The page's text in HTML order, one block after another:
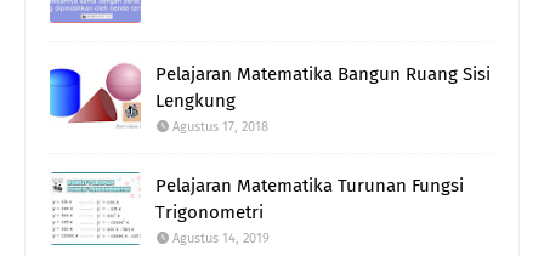
Pelajaran Matematika Bangun Ruang Sisi
Lengkung
Agustus 17, 2018
Pelajaran Matematika Turunan Fungsi
Trigonometri
Agustus 14, 2019